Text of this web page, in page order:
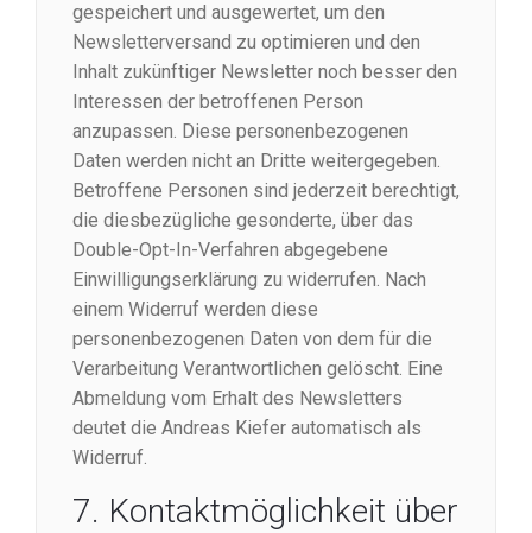
gespeichert und ausgewertet, um den
Newsletterversand zu optimieren und den
Inhalt zukünftiger Newsletter noch besser den
Interessen der betroffenen Person
anzupassen. Diese personenbezogenen
Daten werden nicht an Dritte weitergegeben.
Betroffene Personen sind jederzeit berechtigt,
die diesbezügliche gesonderte, über das
Double-Opt-In-Verfahren abgegebene
Einwilligungserklärung zu widerrufen. Nach
einem Widerruf werden diese
personenbezogenen Daten von dem für die
Verarbeitung Verantwortlichen gelöscht. Eine
Abmeldung vom Erhalt des Newsletters
deutet die Andreas Kiefer automatisch als
Widerruf.
7. Kontaktmöglichkeit über